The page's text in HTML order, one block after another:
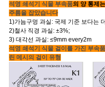
석영 쇄석기 식물 부속품의 양 통제는
주름을 잡았습니다
1)가늠구멍 과실: 국제 기준 보다는
2)철사 직경 과실: ±3%;
3) 대각선 과실: ≤9mm every2m
석영 쇄석기 식물 걸이를 가진 부속
린 메시 의 걸이 유형